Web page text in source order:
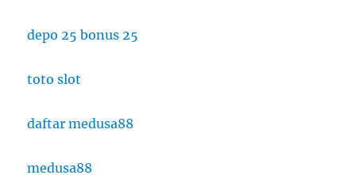
depo 25 bonus 25
toto slot
daftar medusa88
medusa88